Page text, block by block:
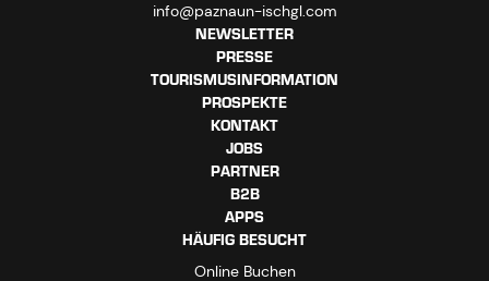
info@paznaun-ischgl.com
NEWSLETTER
PRESSE
TOURISMUSINFORMATION
PROSPEKTE
KONTAKT
JOBS
PARTNER
B2B
APPS
HÄUFIG BESUCHT
Online Buchen